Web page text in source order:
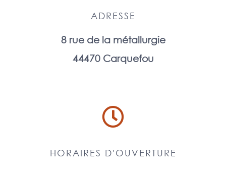
ADRESSE
8 rue de la métallurgie
44470 Carquefou
HORAIRES D'OUVERTURE